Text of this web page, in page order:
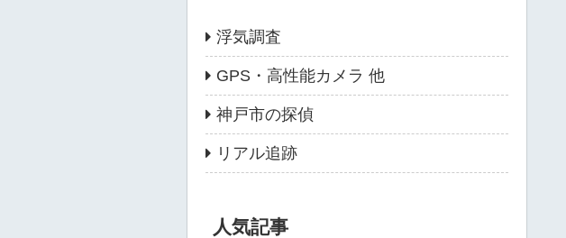
浮気調査
GPS・高性能カメラ 他
神戸市の探偵
リアル追跡
人気記事